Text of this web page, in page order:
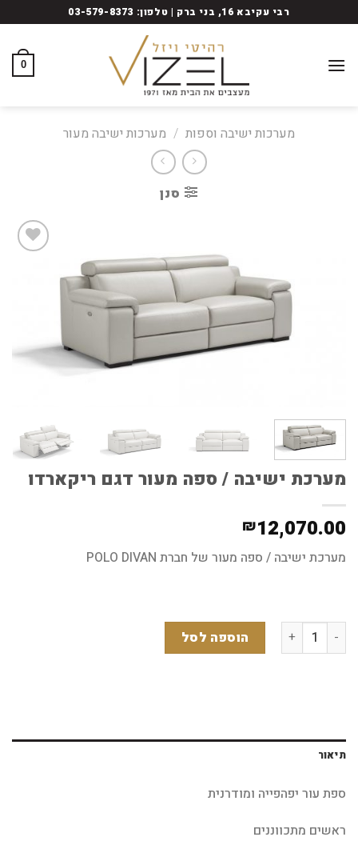
to
רבי עקיבא 16, בני ברק | טלפון: 03-579-8373
0
מערכות ישיבה וספות / מערכות ישיבה מעור
סנן
מערכת ישיבה / ספה מעור דגם ריקארדו
₪12,070.00
מערכת ישיבה / ספה מעור של חברת POLO DIVAN
כמות של מערכת ישיבה / ספה מעור דגם ריקארדו
הוספה לסל
תיאור
ספת עור יפהפייה ומודרנית
ראשים מתכווננים